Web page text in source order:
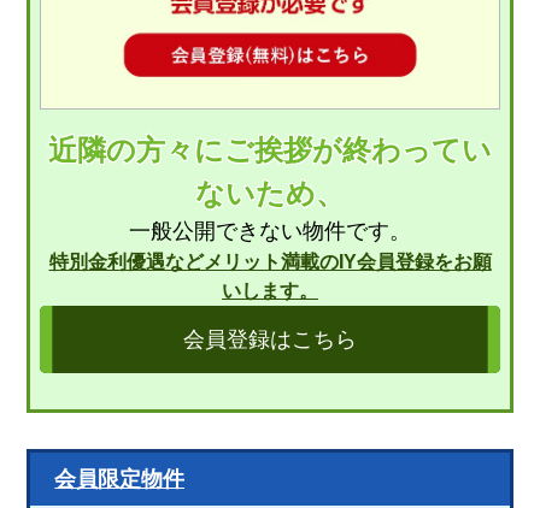
近隣の方々にご挨拶が終わってい
ないため、
一般公開できない物件です。
特別金利優遇などメリット満載のIY会員登録をお願
いします。
会員登録はこちら
会員限定物件